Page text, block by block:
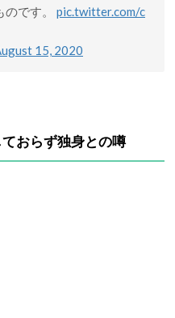
です。 pic.twitter.com/c
15, 2020
おらず独身との噂